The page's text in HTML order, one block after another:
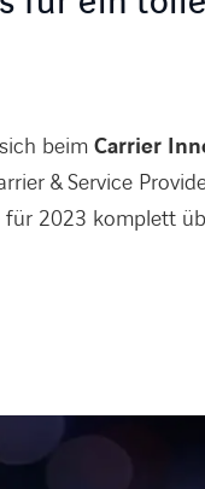
beim Carrier
& Service
für 2023 komplett